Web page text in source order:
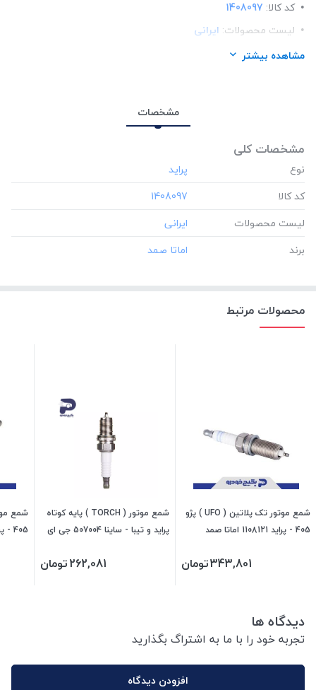
کد کالا: 1408097
لیست محصولات: ایرانی
برند:اماتا صمد
مشاهده بیشتر
مشخصات
مشخصات کلی
نوع
کد کالا
‎1408097
لیست محصولات
برند
محصولات مرتبط
شمع موتور تک پلاتین ( UFO ) پژو
405 - پراید 1108121 اماتا صمد
343,801تومان
شمع موتور ( TORCH ) پایه کوتاه
پراید و تیبا - ساینا 507004 جی ای
262,081تومان
405 - پراید 1108120 اماتا صمد
دیدگاه ها
تجربه خود را با ما به اشتراگ بگذارید
افزودن دیدگاه